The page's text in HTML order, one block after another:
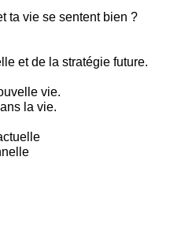
ta vie se sentent bien ?
et de la stratégie future.
vie.
la vie.